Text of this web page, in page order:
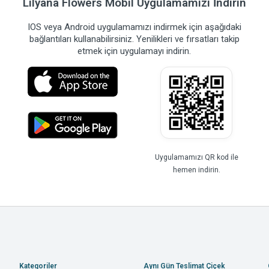
IOS veya Android uygulamamızı indirmek için aşağıdaki
bağlantıları kullanabilirsiniz. Yenilikleri ve fırsatları takip
etmek için uygulamayı indirin.
Uygulamamızı QR kod ile
hemen indirin.
Kategoriler Aynı Gün Teslimat Çiçek